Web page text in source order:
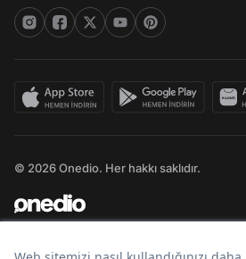
© 2026 Onedio. Her hakkı saklıdır.